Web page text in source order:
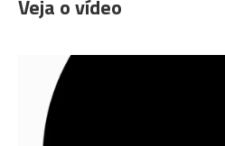
Veja o vídeo